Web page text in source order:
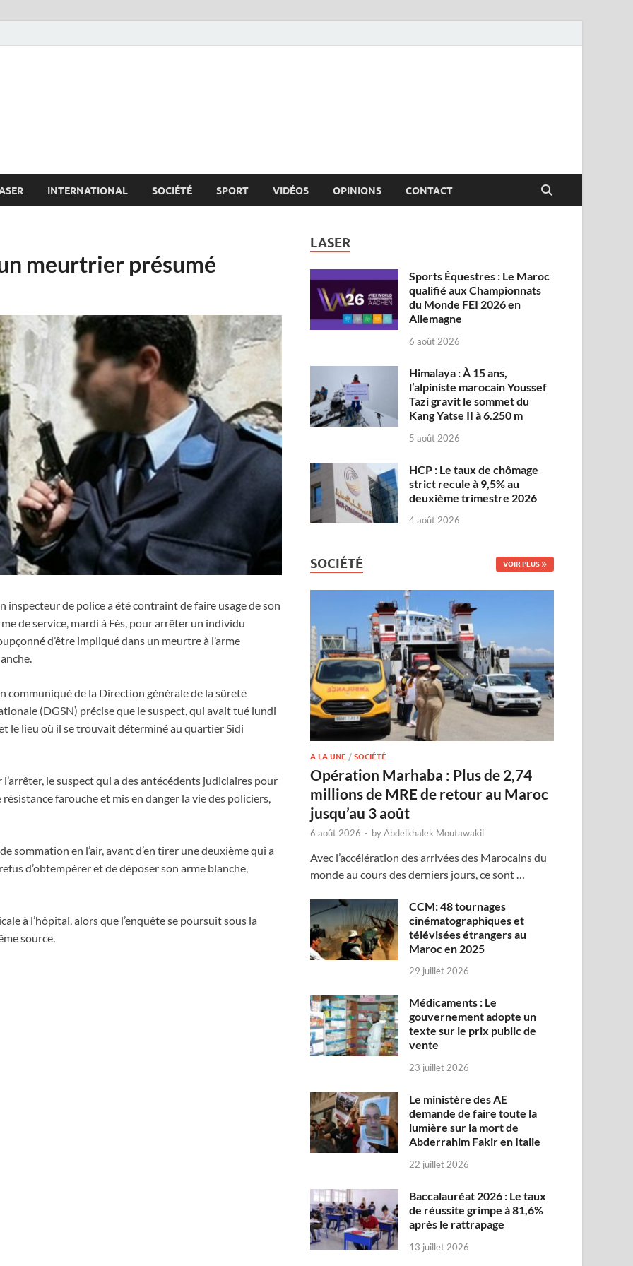
INTERNATIONAL SOCIÉTÉ SPORT VIDÉOS OPINIONS CONTACT
meurtrier présumé
inspecteur de police a été contraint de faire usage de son
de service, mardi à Fès, pour arrêter un individu
d’être impliqué dans un meurtre à l’arme
communiqué de la Direction générale de la sûreté
(DGSN) précise que le suspect, qui avait tué lundi
le lieu où il se trouvait déterminé au quartier Sidi
le suspect qui a des antécédents judiciaires pour
farouche et mis en danger la vie des policiers,
sommation en l’air, avant d’en tirer une deuxième qui a
d’obtempérer et de déposer son arme blanche,
à l’hôpital, alors que l’enquête se poursuit sous la
source.
LASER
Sports Équestres : Le Maroc
qualifié aux Championnats
du Monde FEI 2026 en
Allemagne
6 août 2026
Himalaya : À 15 ans,
l’alpiniste marocain Youssef
Tazi gravit le sommet du
Kang Yatse II à 6.250 m
5 août 2026
HCP : Le taux de chômage
strict recule à 9,5% au
deuxième trimestre 2026
4 août 2026
SOCIÉTÉ VOIR PLUS
A LA UNE /SOCIÉTÉ
Opération Marhaba : Plus de 2,74
millions de MRE de retour au Maroc
jusqu’au 3 août
6 août 2026 - byAbdelkhalek Moutawakil
Avec l’accélération des arrivées des Marocains du
monde au cours des derniers jours, ce sont …
CCM: 48 tournages
cinématographiques et
télévisées étrangers au
Maroc en 2025
29 juillet 2026
Médicaments : Le
gouvernement adopte un
texte sur le prix public de
vente
23 juillet 2026
Le ministère des AE
demande de faire toute la
lumière sur la mort de
Abderrahim Fakir en Italie
22 juillet 2026
Baccalauréat 2026 : Le taux
de réussite grimpe à 81,6%
après le rattrapage
13 juillet 2026